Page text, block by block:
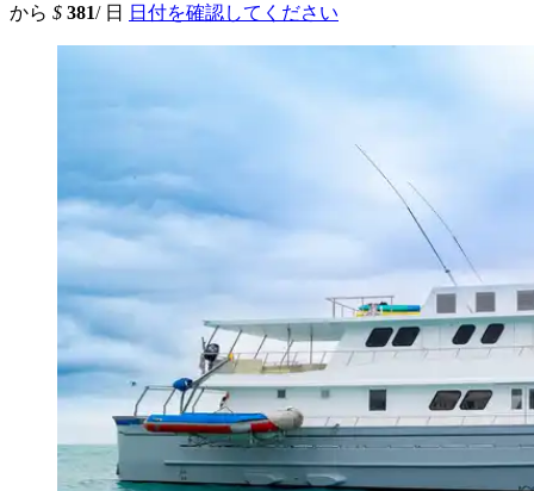
から $ 381/ 日 日付を確認してください